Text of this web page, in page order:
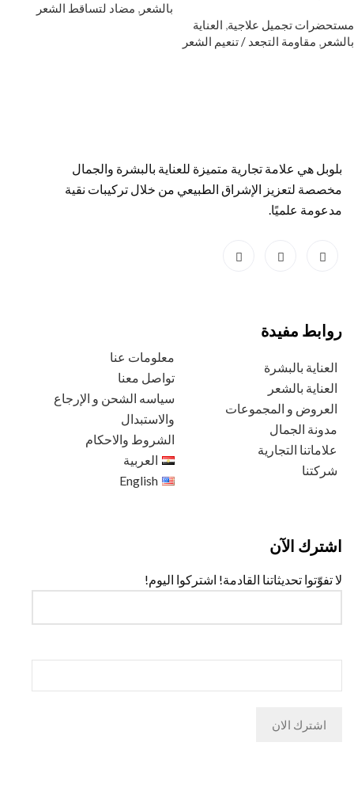
مستحضرات تجميل علاجية, العناية
بالشعر , مقاومة التجعد / تنعيم الشعر
بالشعر , مضاد لتساقط الشعر
بلوبل هي علامة تجارية متميزة للعناية بالبشرة والجمال
مخصصة لتعزيز الإشراق الطبيعي من خلال تركيبات نقية
مدعومة علميًا.
روابط مفيدة
العناية بالبشرة
العناية بالشعر
العروض و المجموعات
مدونة الجمال
علاماتنا التجارية
شركتنا
معلومات عنا
تواصل معنا
سياسه الشحن و الإرجاع
والاستبدال
الشروط والاحكام
العربية
English
اشترك الآن
لا تفوّتوا تحديثاتنا القادمة! اشتركوا اليوم!